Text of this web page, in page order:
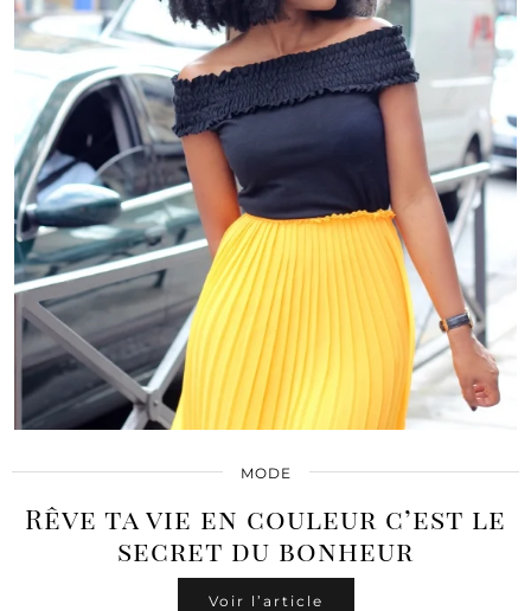
MODE
Rêve ta vie en couleur c’est le
secret du bonheur
Voir l’article